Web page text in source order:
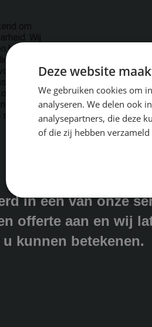
om
Wij
bedrijf
dat
werk
we
in één van onze
offerte aan en wij
kunnen betekenen.
Deze website
We gebruiken cookies om
analyseren. We delen ook
analysepartners, die deze
of die zij hebben